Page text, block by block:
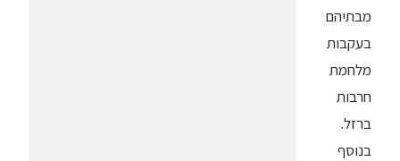
מבתיהם
בעקבות
מלחמת
חרבות
ברזל.
בנוסף